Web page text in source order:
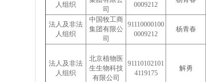
人组织
司
0009212
法人及非法
人组织
中国牧工商
集团有限公
司
91110000100
0009212
杨青春
法人及非法
人组织
北京植物医
生生物科技
有限公司
91110102101
4119175
解勇